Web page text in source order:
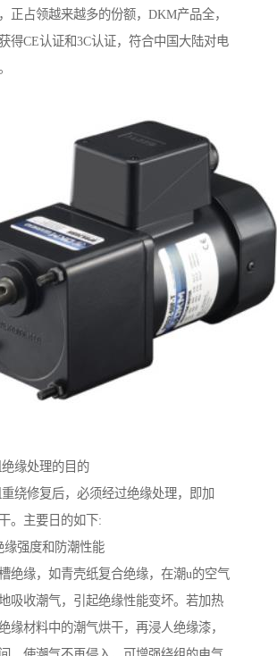
正占领越来越多的份额，DKM产品全，
得CE认证和3C认证，符合中国大陆对电
缘处理的目的
绕修复后，必须经过绝缘处理，即加
。主要日的如下:
缘强度和防潮性能
绝缘，如青壳纸复合绝缘，在潮u的空气
吸收潮气，引起绝缘性能变坏。若加热
缘材料中的潮气烘干，再浸人绝缘漆，